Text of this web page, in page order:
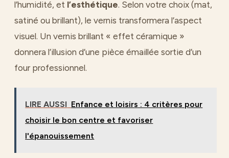
l’humidité, et l’esthétique. Selon votre choix (mat,
satiné ou brillant), le vernis transformera l’aspect
visuel. Un vernis brillant « effet céramique »
donnera l’illusion d’une pièce émaillée sortie d’un
four professionnel.
LIRE AUSSI Enfance et loisirs : 4 critères pour
choisir le bon centre et favoriser
l'épanouissement